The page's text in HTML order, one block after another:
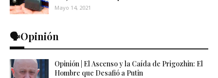
Mayo 14, 2021
🗣️Opinión
Opinión | El Ascenso y la Caída de Prigozhin: El
Hombre que Desafió a Putin